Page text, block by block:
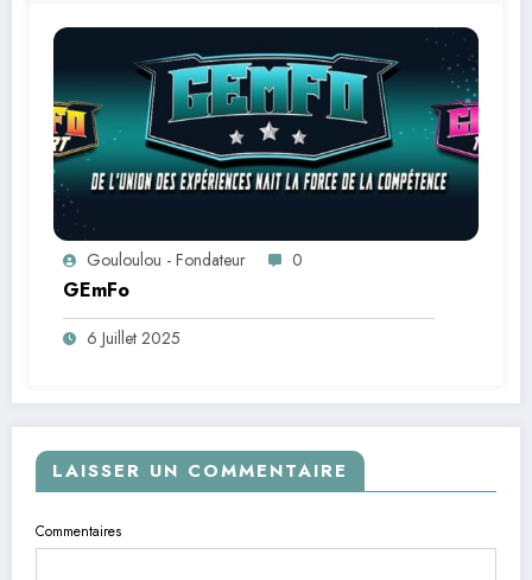
Gouloulou - Fondateur 0
GEmFo
6 Juillet 2025
LAISSER UN COMMENTAIRE
Commentaires